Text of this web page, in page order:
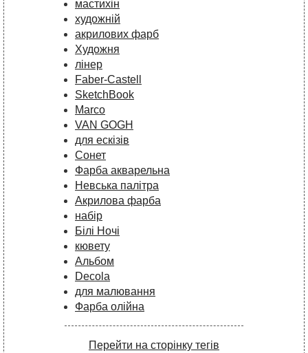
мастихін
художній
акрилових фарб
Художня
лінер
Faber-Castell
SketchBook
Marco
VAN GOGH
для ескізів
Сонет
Фарба акварельна
Невська палітра
Акрилова фарба
набір
Білі Ночі
кювету
Альбом
Decola
для малювання
Фарба олійна
Перейти на сторінку тегів